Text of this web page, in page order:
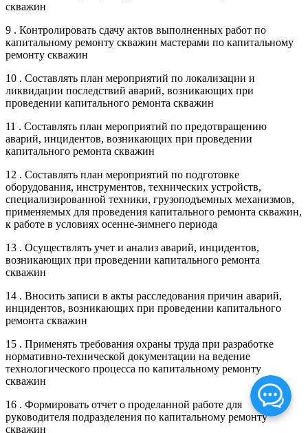
скважин
9 . Контролировать сдачу актов выполненных работ по
капитальному ремонту скважин мастерами по капитальному
ремонту скважин
10 . Составлять план мероприятий по локализации и
ликвидации последствий аварий, возникающих при
проведении капитального ремонта скважин
11 . Составлять план мероприятий по предотвращению
аварий, инцидентов, возникающих при проведении
капитального ремонта скважин
12 . Составлять план мероприятий по подготовке
оборудования, инструментов, технических устройств,
специализированной техники, грузоподъемных механизмов,
применяемых для проведения капитального ремонта скважин,
к работе в условиях осенне-зимнего периода
13 . Осуществлять учет и анализ аварий, инцидентов,
возникающих при проведении капитального ремонта
скважин
14 . Вносить записи в акты расследования причин аварий,
инцидентов, возникающих при проведении капитального
ремонта скважин
15 . Применять требования охраны труда при разработке
нормативно-технической документации на ведение
технологического процесса по капитальному ремонту
скважин
16 . Формировать отчет о проделанной работе для
руководителя подразделения по капитальному ремонту
скважин